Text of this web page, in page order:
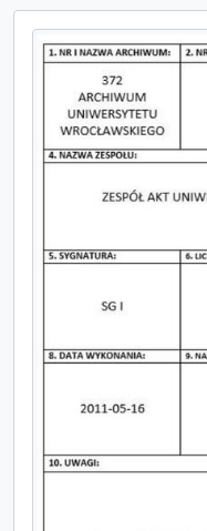
[Jednostka] S_10 -
[Jednostka] S_11 -
[Jednostka] S_12 -
[Jednostka] S_13 -
[Jednostka] S_14 -
[Jednostka] S_15 -
[Jednostka] S_17 -
[Jednostka] S_17a -
[Jednostka] S_18 -
[Jednostka] S_20 - Chronik
[Jednostka] S_22 -
[Jednostka] S_24 -
[Jednostka] S_26 -